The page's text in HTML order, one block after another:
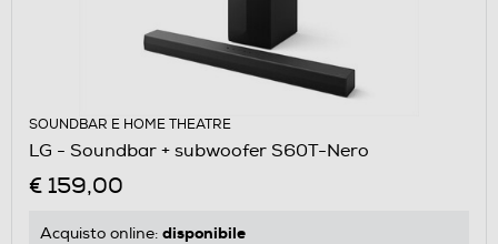
SOUNDBAR E HOME THEATRE
LG - Soundbar + subwoofer S60T-Nero
€ 159,00
Acquisto online: disponibile